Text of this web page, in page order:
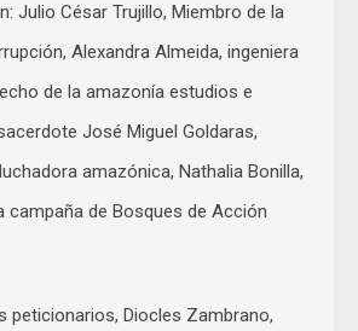
Julio César Trujillo, Miembro de la
Alexandra Almeida, ingeniera
de la amazonía estudios e
José Miguel Goldaras,
amazónica, Nathalia Bonilla,
campaña de Bosques de Acción
peticionarios, Diocles Zambrano,